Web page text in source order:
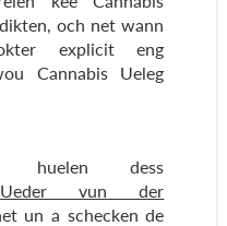
och net wann
explicit eng
Cannabis Ueleg
huelen dess
vun der
un a schecken de